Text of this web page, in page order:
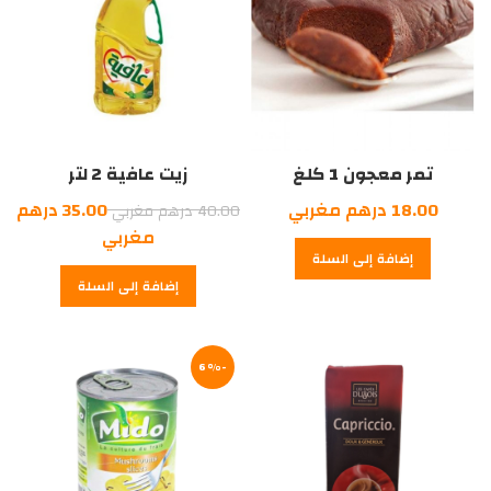
تمر معجون 1 كلغ
18.00 درهم مغربي
إضافة إلى السلة
زيت عافية 2 لتر
40.00درهم مغربيالسعر
الأصلي
هو:
40.00
35.00درهم
مغربي
الحالي
هو:
مغربي.
إضافة إلى السلة
-6%